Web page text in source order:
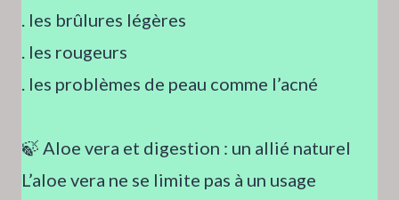
. les brûlures légères
. les rougeurs
. les problèmes de peau comme l’acné
🍃 Aloe vera et digestion : un allié naturel
L’aloe vera ne se limite pas à un usage